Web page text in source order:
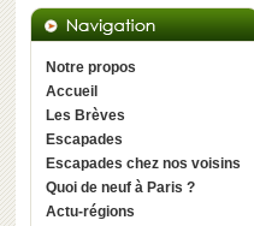
Notre propos
Accueil
Les Brèves
Escapades
Escapades chez nos voisins
Quoi de neuf à Paris ?
Actu-régions